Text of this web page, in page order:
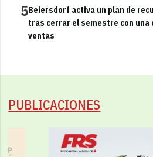
5Beiersdorf activa un plan de
tras cerrar el semestre con una
ventas
PUBLICACIONES